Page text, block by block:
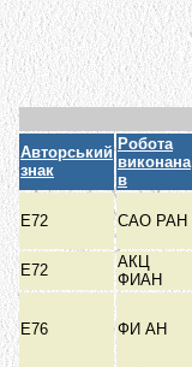
Авторський
знак
Робота
виконана
в
Е72 САО РАН
Е72
АКЦ
ФИАН
Е76 ФИ АН